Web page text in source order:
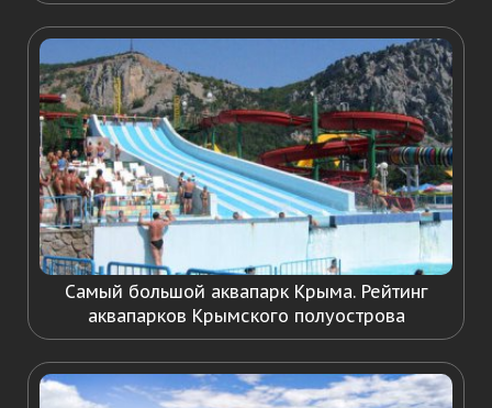
Самый большой аквапарк Крыма. Рейтинг
аквапарков Крымского полуострова